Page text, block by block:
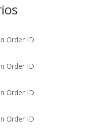
Order ID
Order ID
Order ID
Order ID